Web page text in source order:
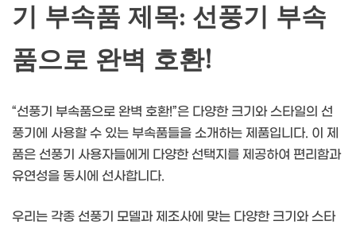
기 부속품 제목: 선풍기 부속
품으로 완벽 호환!
“선풍기 부속품으로 완벽 호환!”은 다양한 크기와 스타일의 선
풍기에 사용할 수 있는 부속품들을 소개하는 제품입니다. 이 제
품은 선풍기 사용자들에게 다양한 선택지를 제공하여 편리함과
유연성을 동시에 선사합니다.
우리는 각종 선풍기 모델과 제조사에 맞는 다양한 크기와 스타